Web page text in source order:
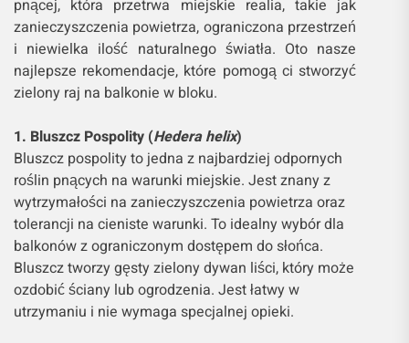
pnącej, która przetrwa miejskie realia, takie jak
zanieczyszczenia powietrza, ograniczona przestrzeń
i niewielka ilość naturalnego światła. Oto nasze
najlepsze rekomendacje, które pomogą ci stworzyć
zielony raj na balkonie w bloku.
1. Bluszcz Pospolity (Hedera helix)
Bluszcz pospolity to jedna z najbardziej odpornych
roślin pnących na warunki miejskie. Jest znany z
wytrzymałości na zanieczyszczenia powietrza oraz
tolerancji na cieniste warunki. To idealny wybór dla
balkonów z ograniczonym dostępem do słońca.
Bluszcz tworzy gęsty zielony dywan liści, który może
ozdobić ściany lub ogrodzenia. Jest łatwy w
utrzymaniu i nie wymaga specjalnej opieki.